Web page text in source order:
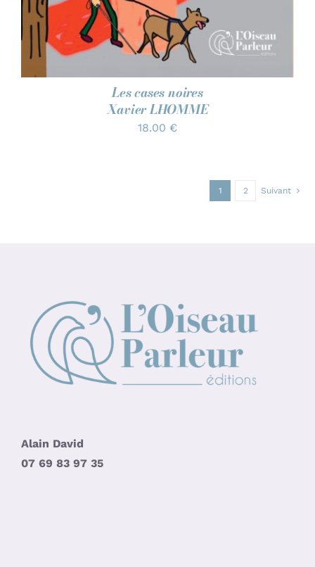
Les cases noires
Xavier LHOMME
18.00 €
1 2 Suivant
Alain David
07 69 83 97 35